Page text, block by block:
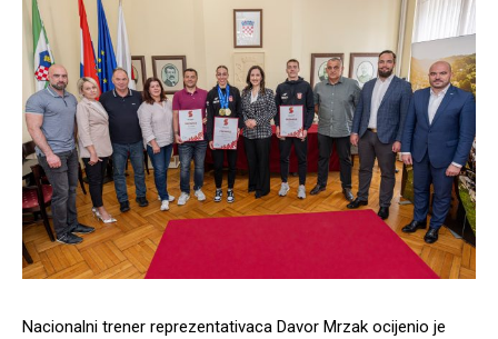
Nacionalni trener reprezentativaca Davor Mrzak ocijenio je